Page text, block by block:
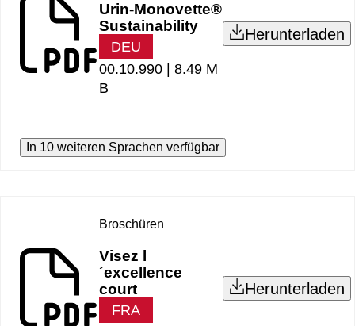
Urin-Monovette®
Sustainability
DEU
00.10.990 | 8.49 M
B
Herunterladen
In 10 weiteren Sprachen verfügbar
Broschüren
Visez l
´excellence
court
FRA
Herunterladen